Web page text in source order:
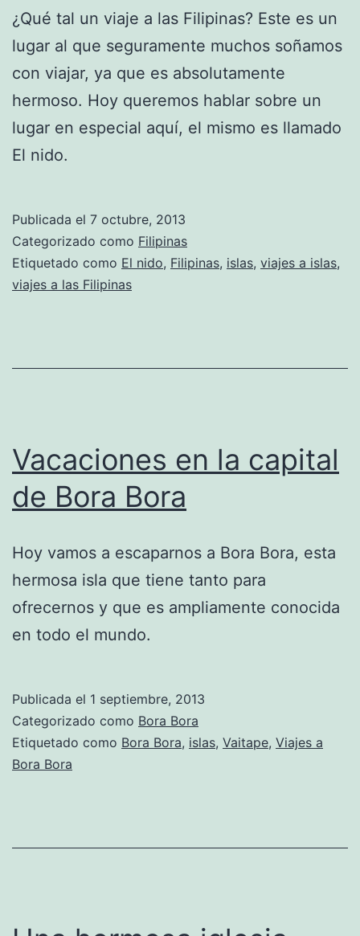
¿Qué tal un viaje a las Filipinas? Este es un
lugar al que seguramente muchos soñamos
con viajar, ya que es absolutamente
hermoso. Hoy queremos hablar sobre un
lugar en especial aquí, el mismo es llamado
El nido.
Publicada el 7 octubre, 2013
Categorizado como Filipinas
Etiquetado como El nido, Filipinas, islas, viajes a islas,
viajes a las Filipinas
Vacaciones en la capital
de Bora Bora
Hoy vamos a escaparnos a Bora Bora, esta
hermosa isla que tiene tanto para
ofrecernos y que es ampliamente conocida
en todo el mundo.
Publicada el 1 septiembre, 2013
Categorizado como Bora Bora
Etiquetado como Bora Bora, islas, Vaitape, Viajes a
Bora Bora